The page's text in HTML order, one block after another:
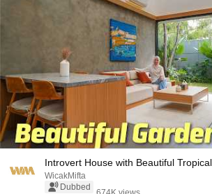
Introvert House with Beautiful
WicakMifta
Dubbed